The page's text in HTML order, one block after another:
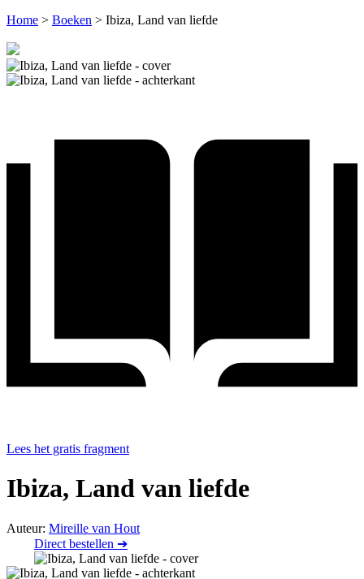
Home > Boeken > Ibiza, Land van liefde
Lees het gratis fragment
Ibiza, Land van liefde
Auteur: Mireille van Hout
Direct bestellen ➔